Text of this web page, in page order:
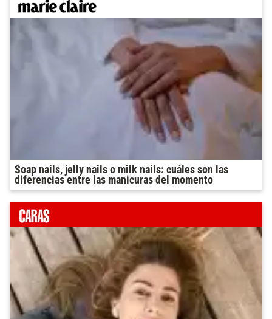
Soap nails, jelly nails o milk nails: cuáles son las
diferencias entre las manicuras del momento